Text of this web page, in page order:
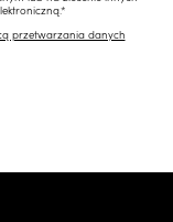
przetwarzania danych